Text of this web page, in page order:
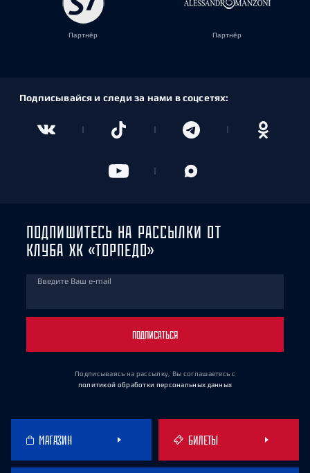
Партнёр Партнёр
Подписывайся и следи за нами в соцсетях:
ПОДПИШИТЕСЬ НА РАССЫЛКИ ОТ
КЛУБА ХК «ТОРПЕДО»
Введите Ваш e-mail
ПОДПИСАТЬСЯ
Подписываясь на рассылку, Вы соглашаетесь с
политикой обработки персональных данных
МАГАЗИН БИЛЕТЫ